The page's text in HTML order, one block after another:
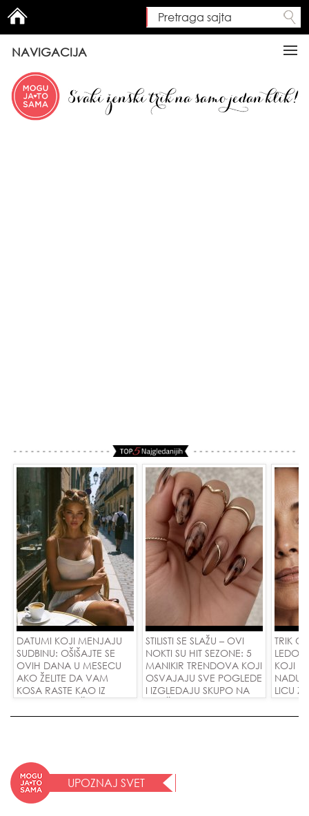
Search form
Pretraga sajta
NAVIGACIJA
DATUMI KOJI MENJAJU
SUDBINU: OŠIŠAJTE SE
OVIH DANA U MESECU
AKO ŽELITE DA VAM
KOSA RASTE KAO IZ
LJUBAV!
STILISTI SE SLAŽU – OVI
NOKTI SU HIT SEZONE: 5
MANIKIR TRENDOVA KOJI
OSVAJAJU SVE POGLEDE
I IZGLEDAJU SKUPO NA
TRIK
KOJI
LICU
UPOZNAJ SVET